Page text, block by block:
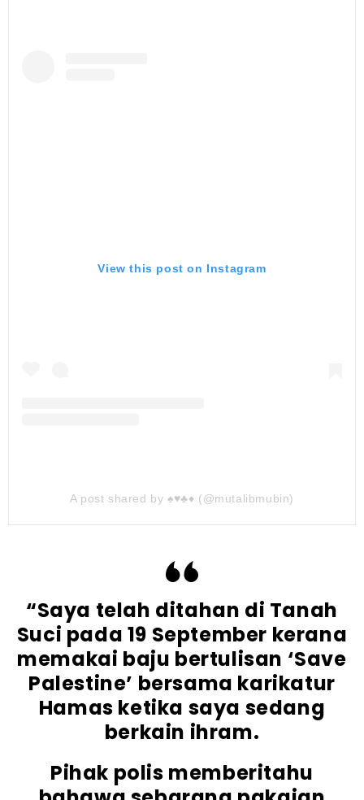
View this post on Instagram
A post shared by ♠️♥️♣️♦️ (@mutalibmubin)
“Saya telah ditahan di Tanah
Suci pada 19 September kerana
memakai baju bertulisan ‘Save
Palestine’ bersama karikatur
Hamas ketika saya sedang
berkain ihram.
Pihak polis memberitahu